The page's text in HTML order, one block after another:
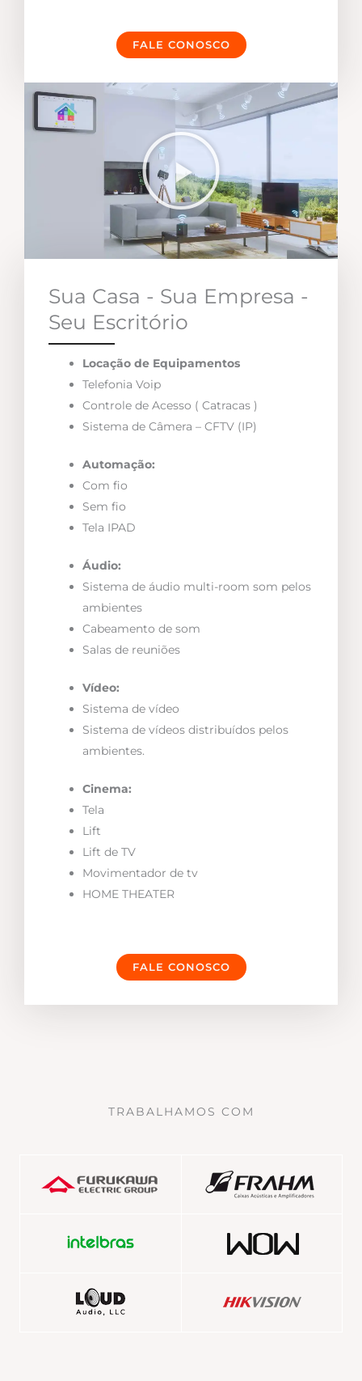
FALE CONOSCO
Sua Casa - Sua Empresa -
Seu Escritório
Locação de Equipamentos
Telefonia Voip
Controle de Acesso ( Catracas )
Sistema de Câmera – CFTV (IP)
Automação:
Com fio
Sem fio
Tela IPAD
Áudio:
Sistema de áudio multi-room som pelos
ambientes
Cabeamento de som
Salas de reuniões
Vídeo:
Sistema de vídeo
Sistema de vídeos distribuídos pelos
ambientes.
Cinema:
Tela
Lift
Lift de TV
Movimentador de tv
HOME THEATER
FALE CONOSCO
TRABALHAMOS COM